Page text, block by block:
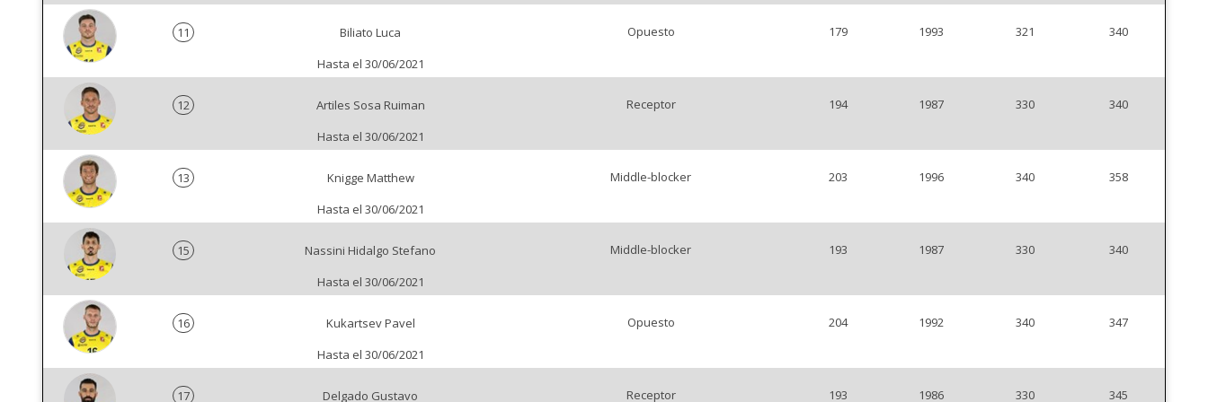
11
Biliato Luca
Hasta el 30/06/2021
Opuesto 179 1993 321 340
12
Artiles Sosa Ruiman
Hasta el 30/06/2021
Receptor 194 1987 330 340
13
Knigge Matthew
Hasta el 30/06/2021
Middle-blocker 203 1996 340 358
15
Nassini Hidalgo Stefano
Hasta el 30/06/2021
Middle-blocker 193 1987 330 340
16
Kukartsev Pavel
Hasta el 30/06/2021
Opuesto 204 1992 340 347
17
Delgado Gustavo
Receptor 193 1986 330 345